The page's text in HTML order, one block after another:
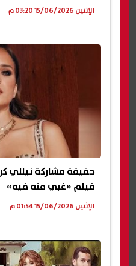
الإثنين 15/06/2026 03:20 م
حقيقة مشاركة نيللي
فيلم «غبي منه فيه»
الإثنين 15/06/2026 01:54 م